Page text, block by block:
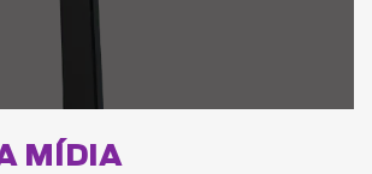
MÍDIA